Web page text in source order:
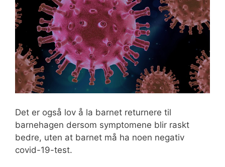
Det er også lov å la barnet returnere til
barnehagen dersom symptomene blir raskt
bedre, uten at barnet må ha noen negativ
covid-19-test.